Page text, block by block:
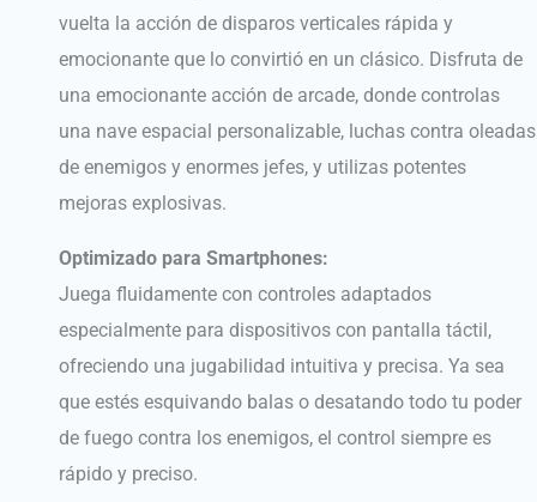
vuelta la acción de disparos verticales rápida y
emocionante que lo convirtió en un clásico. Disfruta de
una emocionante acción de arcade, donde controlas
una nave espacial personalizable, luchas contra oleadas
de enemigos y enormes jefes, y utilizas potentes
mejoras explosivas.
Optimizado para Smartphones:
Juega fluidamente con controles adaptados
especialmente para dispositivos con pantalla táctil,
ofreciendo una jugabilidad intuitiva y precisa. Ya sea
que estés esquivando balas o desatando todo tu poder
de fuego contra los enemigos, el control siempre es
rápido y preciso.